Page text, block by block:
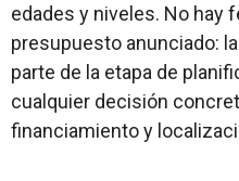
edades y niveles. No hay
presupuesto anunciado:
parte de la etapa de
cualquier decisión
financiamiento y